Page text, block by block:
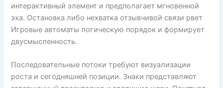
интерактивный элемент и предполагает мгновенной
эха. Остановка либо нехватка отзывчивой связи рвет
Игровые автоматы логическую порядок и формирует
двусмысленность.
Последовательные потоки требуют визуализации
роста и сегодняшней позиции. Знаки представляют